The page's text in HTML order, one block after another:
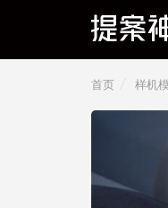
首页 样机